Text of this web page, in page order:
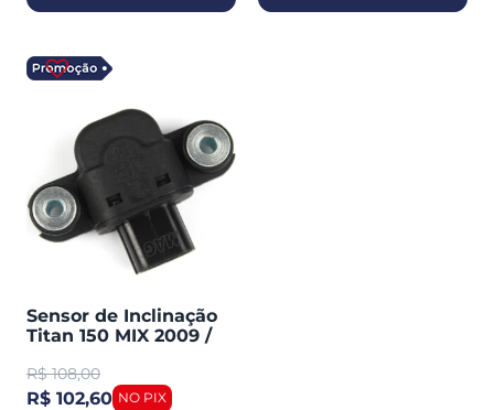
Sensor de Inclinação
Titan 150 MIX 2009 /
90224010
R$ 108,00
R$ 102,60